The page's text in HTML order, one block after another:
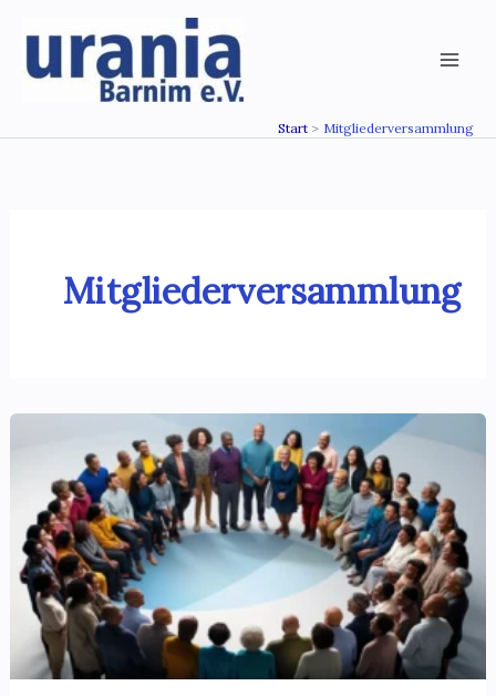
Inhalt
springen
Start Mitgliederversammlung
Mitgliederversammlung